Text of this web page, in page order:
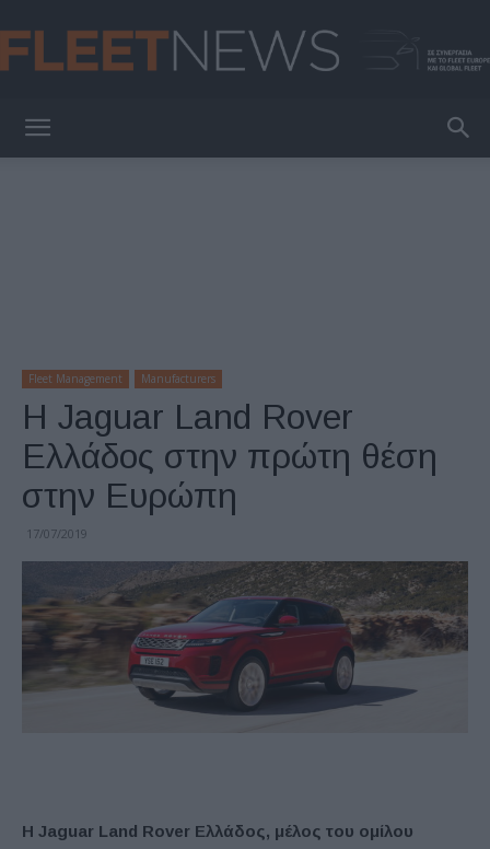
Fleet Management Manufacturers
Η Jaguar Land Rover
Ελλάδος στην πρώτη θέση
στην Ευρώπη
17/07/2019
Η Jaguar Land Rover Ελλάδος, μέλος του ομίλου